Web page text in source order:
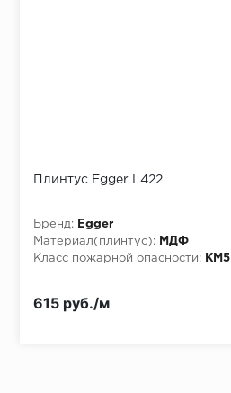
Монтаж последнего ряда:
Плинтус Egger L422
Бренд:
Egger
Материал(плинтус):
МДФ
Класс пожарной опасности:
КМ5
615 руб./м